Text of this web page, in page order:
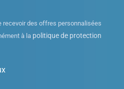
recevoir des offres personnalisées
à la politique de protection